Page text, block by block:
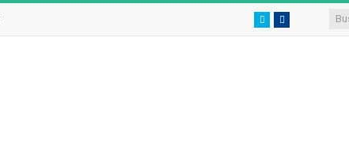
TwitterFacebook